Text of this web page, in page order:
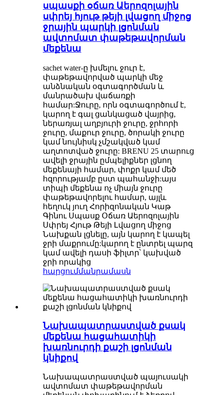
սպասքի օճառ Աերոզոլային
սփրեյ հյութ թեյի լվացող միջոց
ջրային պարկի լցոնման
ավտոմատ փաթեթավորման
մեքենա
sachet water-ը խմելու ջուր է,
փաթեթավորված պարկի մեջ
անձնական օգտագործման և
մանրածախ վաճառքի
համար:Ջուրը, որն օգտագործում է,
կարող է գալ ցանկացած վայրից,
ներառյալ աղբյուրի ջուրը, ջրհորի
ջուրը, մաքուր ջուրը, ծորակի ջուրը
կամ նույնիսկ չմշակված կամ
աղտոտված ջուրը: BRENU 25 տարուց
ավելի ջրային ըմպելիքներ լցնող
մեքենայի համար, փոքր կամ մեծ
հզորությամբ ըստ պահանջի:այս
տիպի մեքենա ոչ միայն ջուրը
փաթեթավորելու համար, այլև
հեղուկ յուղ Հորիզոնական Կաթ
Գինու Սպասք Օճառ Աերոզոլային
Սփրեյ Հյութ Թեյի Լվացող միջոց
Նախքան լցնելը, այն կարող է կապել
ջրի մաքրումը:կարող է ընտրել պարզ
կամ ավելի դասի ֆիլտր՝ կախված
ջրի որակից
հարցումմանրամասն
Նախապատրաստված քսակ
մեքենա հացահատիկի
խառնուրդի քաշի լցոնման
կնիքով
Նախապատրաստված պայուսակի
ավտոմատ փաթեթավորման